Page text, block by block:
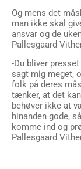
Og mens det
man ikke skal
ansvar og de
Pallesgaard
-Du bliver
sagt mig meget,
folk på deres
tænker, at det
behøver ikke at
hinanden gode,
komme ind og
Pallesgaard